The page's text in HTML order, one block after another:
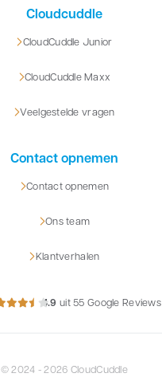
Cloudcuddle
CloudCuddle Junior
CloudCuddle Maxx
Veelgestelde vragen
Contact opnemen
Contact opnemen
Ons team
Klantverhalen
4.9 uit 55 Google Reviews
© 2024 - 2026 CloudCuddle